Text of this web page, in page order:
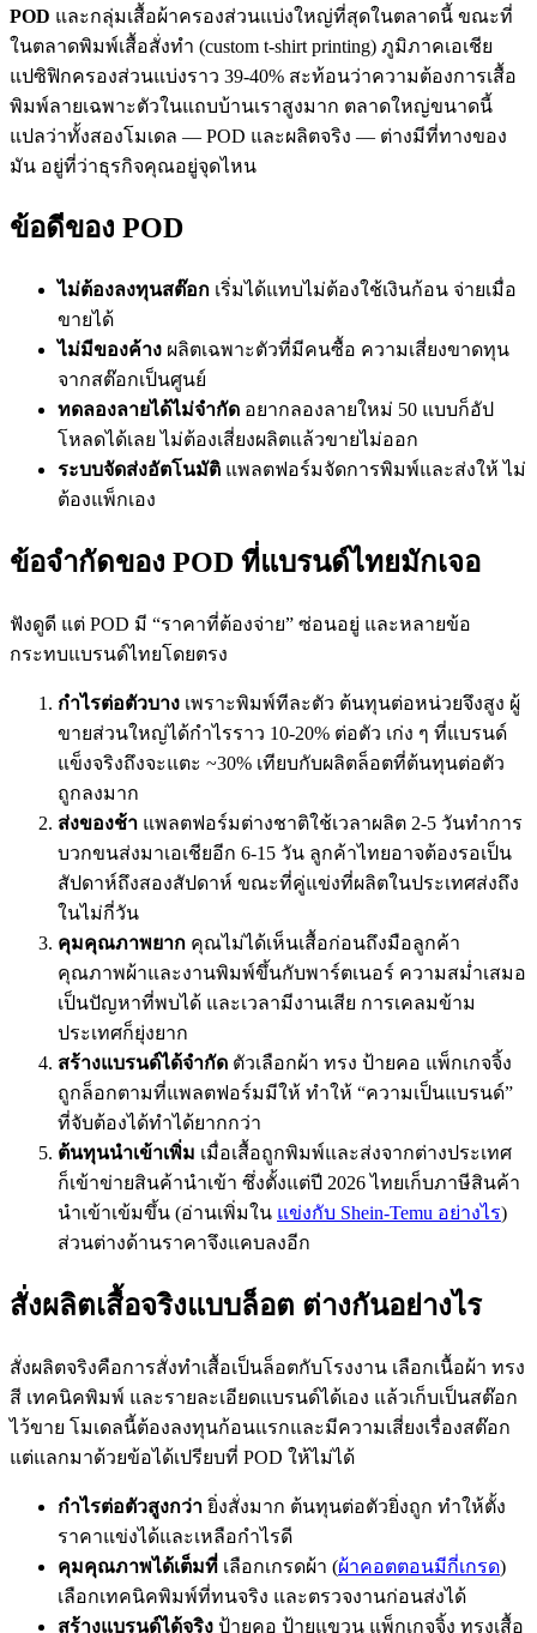
POD และกลุ่มเสื้อผ้าครองส่วนแบ่งใหญ่ที่สุดในตลาดนี้ ขณะที่
ในตลาดพิมพ์เสื้อสั่งทำ (custom t-shirt printing) ภูมิภาคเอเชีย
แปซิฟิกครองส่วนแบ่งราว 39-40% สะท้อนว่าความต้องการเสื้อ
พิมพ์ลายเฉพาะตัวในแถบบ้านเราสูงมาก ตลาดใหญ่ขนาดนี้
แปลว่าทั้งสองโมเดล — POD และผลิตจริง — ต่างมีที่ทางของ
มัน อยู่ที่ว่าธุรกิจคุณอยู่จุดไหน
ข้อดีของ POD
ไม่ต้องลงทุนสต๊อก เริ่มได้แทบไม่ต้องใช้เงินก้อน จ่ายเมื่อ
ขายได้
ไม่มีของค้าง ผลิตเฉพาะตัวที่มีคนซื้อ ความเสี่ยงขาดทุน
จากสต๊อกเป็นศูนย์
ทดลองลายได้ไม่จำกัด อยากลองลายใหม่ 50 แบบก็อัป
โหลดได้เลย ไม่ต้องเสี่ยงผลิตแล้วขายไม่ออก
ระบบจัดส่งอัตโนมัติ แพลตฟอร์มจัดการพิมพ์และส่งให้ ไม่
ต้องแพ็กเอง
ข้อจำกัดของ POD ที่แบรนด์ไทยมักเจอ
ฟังดูดี แต่ POD มี “ราคาที่ต้องจ่าย” ซ่อนอยู่ และหลายข้อ
กระทบแบรนด์ไทยโดยตรง
กำไรต่อตัวบาง เพราะพิมพ์ทีละตัว ต้นทุนต่อหน่วยจึงสูง ผู้
ขายส่วนใหญ่ได้กำไรราว 10-20% ต่อตัว เก่ง ๆ ที่แบรนด์
แข็งจริงถึงจะแตะ ~30% เทียบกับผลิตล็อตที่ต้นทุนต่อตัว
ถูกลงมาก
ส่งของช้า แพลตฟอร์มต่างชาติใช้เวลาผลิต 2-5 วันทำการ
บวกขนส่งมาเอเชียอีก 6-15 วัน ลูกค้าไทยอาจต้องรอเป็น
สัปดาห์ถึงสองสัปดาห์ ขณะที่คู่แข่งที่ผลิตในประเทศส่งถึง
ในไม่กี่วัน
คุมคุณภาพยาก คุณไม่ได้เห็นเสื้อก่อนถึงมือลูกค้า
คุณภาพผ้าและงานพิมพ์ขึ้นกับพาร์ตเนอร์ ความสม่ำเสมอ
เป็นปัญหาที่พบได้ และเวลามีงานเสีย การเคลมข้าม
ประเทศก็ยุ่งยาก
สร้างแบรนด์ได้จำกัด ตัวเลือกผ้า ทรง ป้ายคอ แพ็กเกจจิ้ง
ถูกล็อกตามที่แพลตฟอร์มมีให้ ทำให้ “ความเป็นแบรนด์”
ที่จับต้องได้ทำได้ยากกว่า
ต้นทุนนำเข้าเพิ่ม เมื่อเสื้อถูกพิมพ์และส่งจากต่างประเทศ
ก็เข้าข่ายสินค้านำเข้า ซึ่งตั้งแต่ปี 2026 ไทยเก็บภาษีสินค้า
นำเข้าเข้มขึ้น (อ่านเพิ่มใน แข่งกับ Shein-Temu อย่างไร)
ส่วนต่างด้านราคาจึงแคบลงอีก
สั่งผลิตเสื้อจริงแบบล็อต ต่างกันอย่างไร
สั่งผลิตจริงคือการสั่งทำเสื้อเป็นล็อตกับโรงงาน เลือกเนื้อผ้า ทรง
สี เทคนิคพิมพ์ และรายละเอียดแบรนด์ได้เอง แล้วเก็บเป็นสต๊อก
ไว้ขาย โมเดลนี้ต้องลงทุนก้อนแรกและมีความเสี่ยงเรื่องสต๊อก
แต่แลกมาด้วยข้อได้เปรียบที่ POD ให้ไม่ได้
กำไรต่อตัวสูงกว่า ยิ่งสั่งมาก ต้นทุนต่อตัวยิ่งถูก ทำให้ตั้ง
ราคาแข่งได้และเหลือกำไรดี
คุมคุณภาพได้เต็มที่ เลือกเกรดผ้า (ผ้าคอตตอนมีกี่เกรด)
เลือกเทคนิคพิมพ์ที่ทนจริง และตรวจงานก่อนส่งได้
สร้างแบรนด์ได้จริง ป้ายคอ ป้ายแขวน แพ็กเกจจิ้ง ทรงเสื้อ